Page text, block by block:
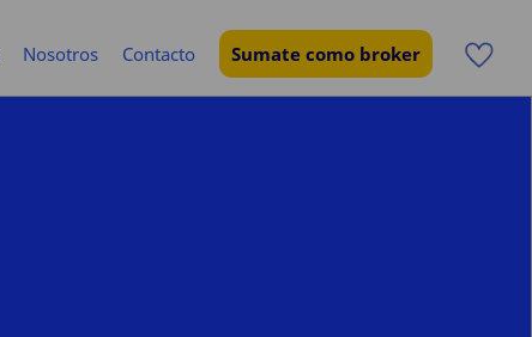
Nosotros Contacto Sumate como broker